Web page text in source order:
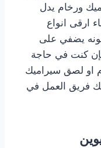
ورخام يدل
ارقى انواع
يضفي على
كنت في حاجة
او لصق سيراميك
فريق العمل في